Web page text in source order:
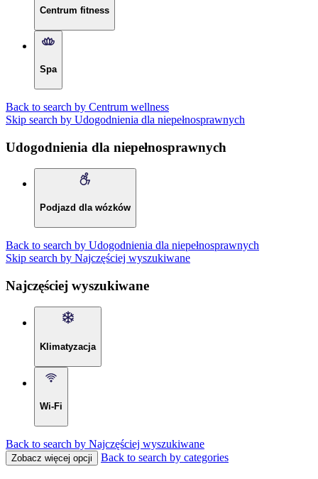
Centrum fitness
Spa
Back to search by Centrum wellness
Skip search by Udogodnienia dla niepełnosprawnych
Udogodnienia dla niepełnosprawnych
Podjazd dla wózków
Back to search by Udogodnienia dla niepełnosprawnych
Skip search by Najczęściej wyszukiwane
Najczęściej wyszukiwane
Klimatyzacja
Wi-Fi
Back to search by Najczęściej wyszukiwane
Zobacz więcej opcji Back to search by categories